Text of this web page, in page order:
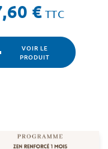
€ TTC
VOIR LE
PRODUIT